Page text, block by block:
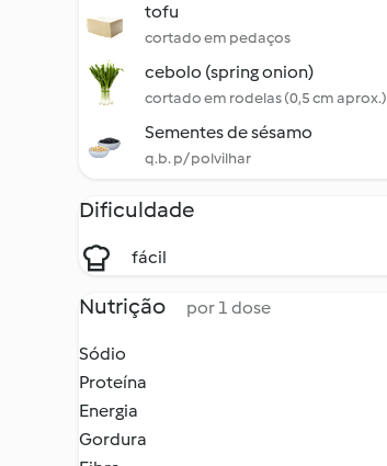
tofu
cortado em pedaços
cebolo (spring onion)
cortado em rodelas (0,5 cm aprox.)
Sementes de sésamo
q.b. p/ polvilhar
Dificuldade
fácil
Nutrição por 1 dose
Sódio
Proteína
Energia
Gordura